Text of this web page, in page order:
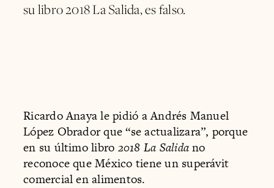
su libro 2018 La Salida, es falso.
Ricardo Anaya le pidió a Andrés Manuel
López Obrador que “se actualizara”, porque
en su último libro 2018 La Salidano
reconoce que México tiene un superávit
comercial en alimentos.